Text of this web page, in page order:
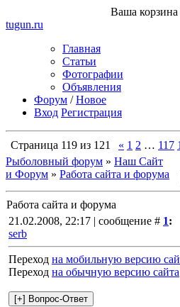
Ваша корзина
tugun.ru
Главная
Статьи
Фотографии
Объявления
Форум /Новое
Вход Регистрация
Страница 119 из 121 « 1 2 … 117
Рыболовный форум » Наш Сайт
и Форум » Работа сайта и форума
Работа сайта и форума
21.02.2008, 22:17 | сообщение # 1:
serb
Переход на мобильную версию
Переход на обычную версию сайта